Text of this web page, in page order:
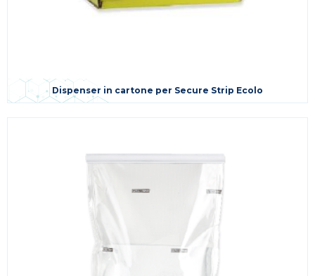
Dispenser in cartone per Secure Strip Ecolo